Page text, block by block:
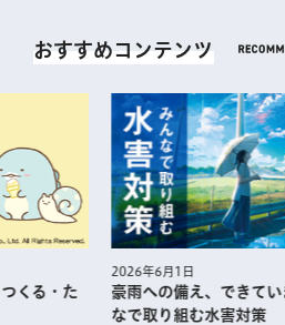
おすすめコンテンツ
くる・た
2026年6月1日
豪雨への備え、できて
なで取り組む水害対策